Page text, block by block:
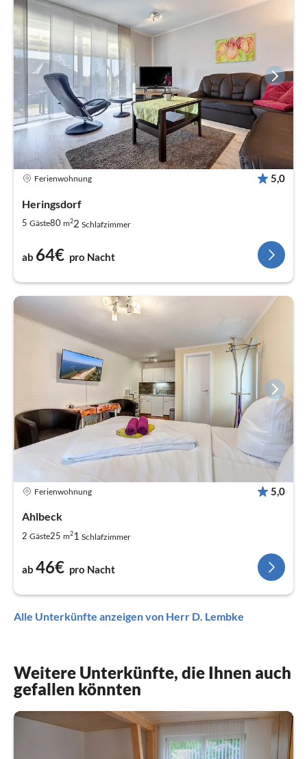
Ferienwohnung 5,0
Heringsdorf
5 Gäste80 m22 Schlafzimmer
ab 64€ pro Nacht
Ferienwohnung 5,0
Ahlbeck
2 Gäste25 m21 Schlafzimmer
ab 46€ pro Nacht
Alle Unterkünfte anzeigen von Herr D. Lembke
Weitere Unterkünfte, die Ihnen auch
gefallen könnten